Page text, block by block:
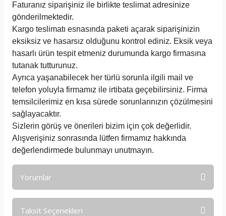
Faturanız siparişiniz ile birlikte teslimat adresinize
gönderilmektedir.
Kargo teslimatı esnasında paketi açarak siparişinizin
eksiksiz ve hasarsız olduğunu kontrol ediniz. Eksik veya
hasarlı ürün tespit etmeniz durumunda kargo firmasına
tutanak tutturunuz.
Ayrıca yaşanabilecek her türlü sorunla ilgili mail ve
telefon yoluyla firmamız ile irtibata geçebilirsiniz. Firma
temsilcilerimiz en kısa sürede sorunlarınızın çözülmesini
sağlayacaktır.
Sizlerin görüş ve önerileri bizim için çok değerlidir.
Alışverişiniz sonrasında lütfen firmamız hakkında
değerlendirmede bulunmayı unutmayın.
Yorumlar
Taksit Seçenekleri